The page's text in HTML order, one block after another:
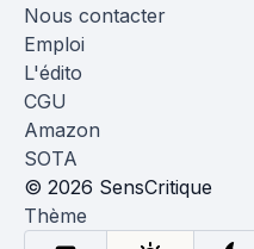
Nous contacter
Emploi
L'édito
CGU
Amazon
SOTA
© 2026 SensCritique
Thème